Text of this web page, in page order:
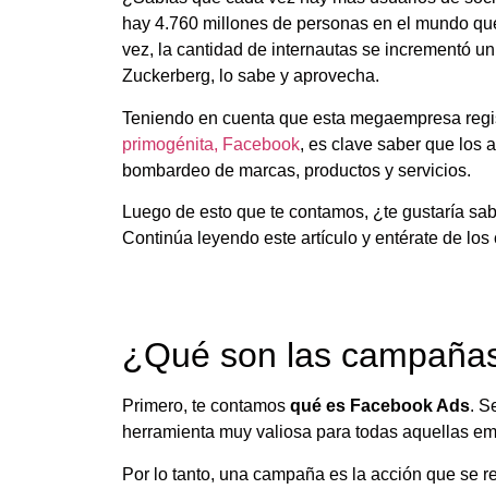
hay 4.760 millones de personas en el mundo
vez, la cantidad de internautas se incrementó
Zuckerberg, lo sabe y aprovecha.
Teniendo en cuenta que esta megaempresa
primogénita, Facebook, es clave saber que los
bombardeo de marcas, productos y servicios.
Luego de esto que te contamos, ¿te gustaría
Continúa leyendo este artículo y entérate de
¿Qué son las
Primero, te contamos qué es Facebook Ads.
herramienta muy valiosa para todas aquellas
Por lo tanto, una campaña es la acción que se